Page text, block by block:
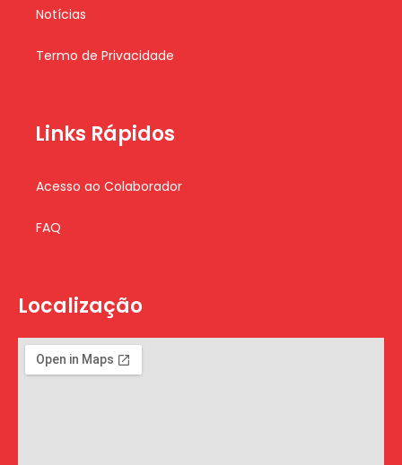
Notícias
Termo de Privacidade
Links Rápidos
Acesso ao Colaborador
FAQ
Localização